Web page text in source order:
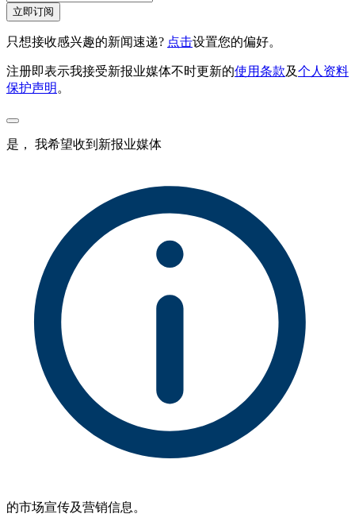
立即订阅
只想接收感兴趣的新闻速递? 点击设置您的偏好。
注册即表示我接受新报业媒体不时更新的使用条款及个人资料
保护声明 。
是， 我希望收到新报业媒体
的市场宣传及营销信息。